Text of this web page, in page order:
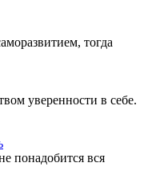
тогда
уверенности в себе.
понадобится вся